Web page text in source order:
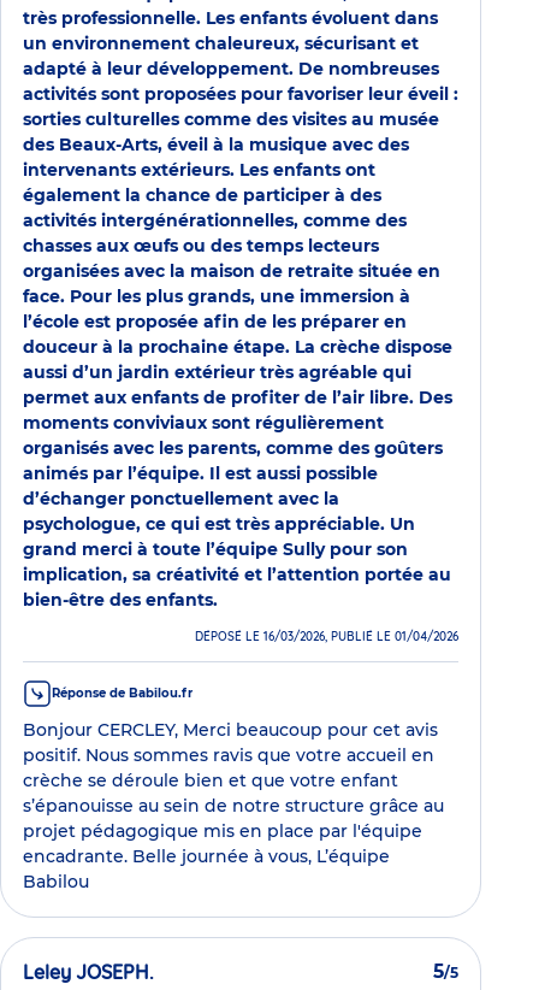
très professionnelle. Les enfants évoluent dans
un environnement chaleureux, sécurisant et
adapté à leur développement. De nombreuses
activités sont proposées pour favoriser leur éveil :
sorties culturelles comme des visites au musée
des Beaux-Arts, éveil à la musique avec des
intervenants extérieurs. Les enfants ont
également la chance de participer à des
activités intergénérationnelles, comme des
chasses aux œufs ou des temps lecteurs
organisées avec la maison de retraite située en
face. Pour les plus grands, une immersion à
l’école est proposée afin de les préparer en
douceur à la prochaine étape. La crèche dispose
aussi d’un jardin extérieur très agréable qui
permet aux enfants de profiter de l’air libre. Des
moments conviviaux sont régulièrement
organisés avec les parents, comme des goûters
animés par l’équipe. Il est aussi possible
d’échanger ponctuellement avec la
psychologue, ce qui est très appréciable. Un
grand merci à toute l’équipe Sully pour son
implication, sa créativité et l’attention portée au
bien-être des enfants.
DÉPOSÉ LE 16/03/2026, PUBLIÉ LE 01/04/2026
Réponse de Babilou.fr
Bonjour CERCLEY, Merci beaucoup pour cet avis
positif. Nous sommes ravis que votre accueil en
crèche se déroule bien et que votre enfant
s’épanouisse au sein de notre structure grâce au
projet pédagogique mis en place par l'équipe
encadrante. Belle journée à vous, L’équipe
Babilou
Leley JOSEPH. 5/5